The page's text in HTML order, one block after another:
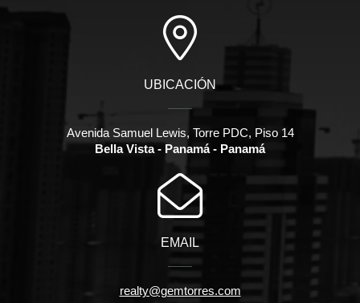
UBICACIÓN
Avenida Samuel Lewis, Torre PDC, Piso 14
Bella Vista - Panamá - Panamá
EMAIL
realty@gemtorres.com